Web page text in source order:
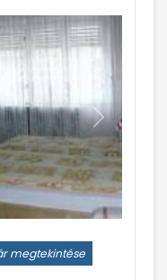
megtekintése